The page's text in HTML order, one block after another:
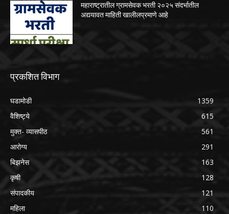
महाराष्ट्रातील ग्रामसेवक भरती २०२५ संदर्भातील
अद्ययावत माहिती खालीलप्रमाणे आहे
प्रकशित विभाग
घडामोडी
1359
वैशिष्ट्ये
615
मुक्त- व्यासपीठ
561
आरोग्य
291
बिझनेस
163
कृषी
128
संपादकीय
121
महिला
110